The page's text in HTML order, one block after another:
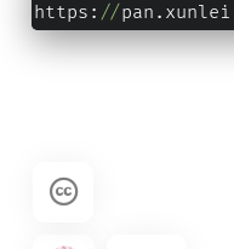
https: //